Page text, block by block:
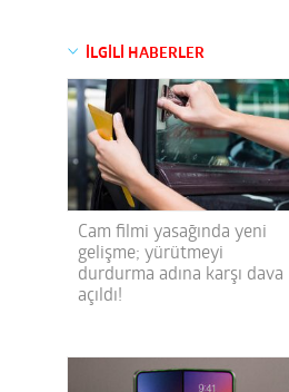
İLGİLİ HABERLER
Cam filmi yasağında yeni
gelişme; yürütmeyi
durdurma adına karşı dava
açıldı!